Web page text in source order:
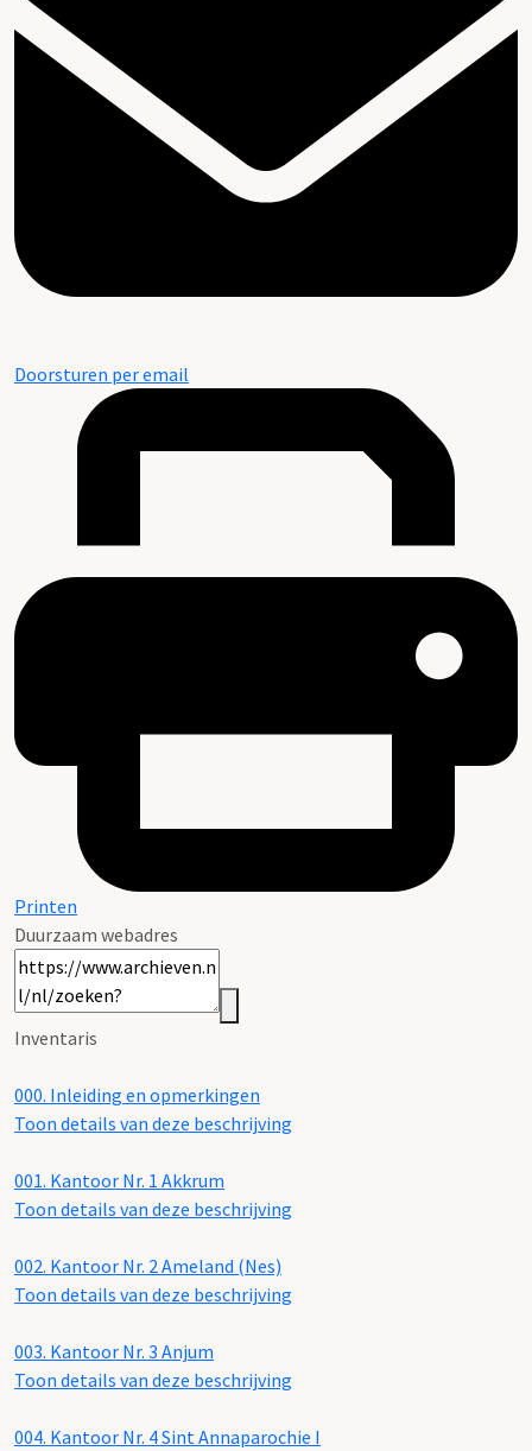
Doorsturen per email
Printen
Duurzaam webadres
Inventaris
000. Inleiding en opmerkingen
Toon details van deze beschrijving
001. Kantoor Nr. 1 Akkrum
Toon details van deze beschrijving
002. Kantoor Nr. 2 Ameland (Nes)
Toon details van deze beschrijving
003. Kantoor Nr. 3 Anjum
Toon details van deze beschrijving
004. Kantoor Nr. 4 Sint Annaparochie I